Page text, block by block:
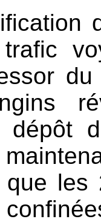
dépôt
que